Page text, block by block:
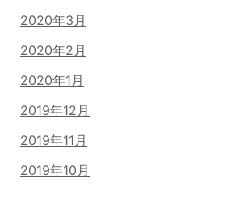
2020年3月
2020年2月
2020年1月
2019年12月
2019年11月
2019年10月